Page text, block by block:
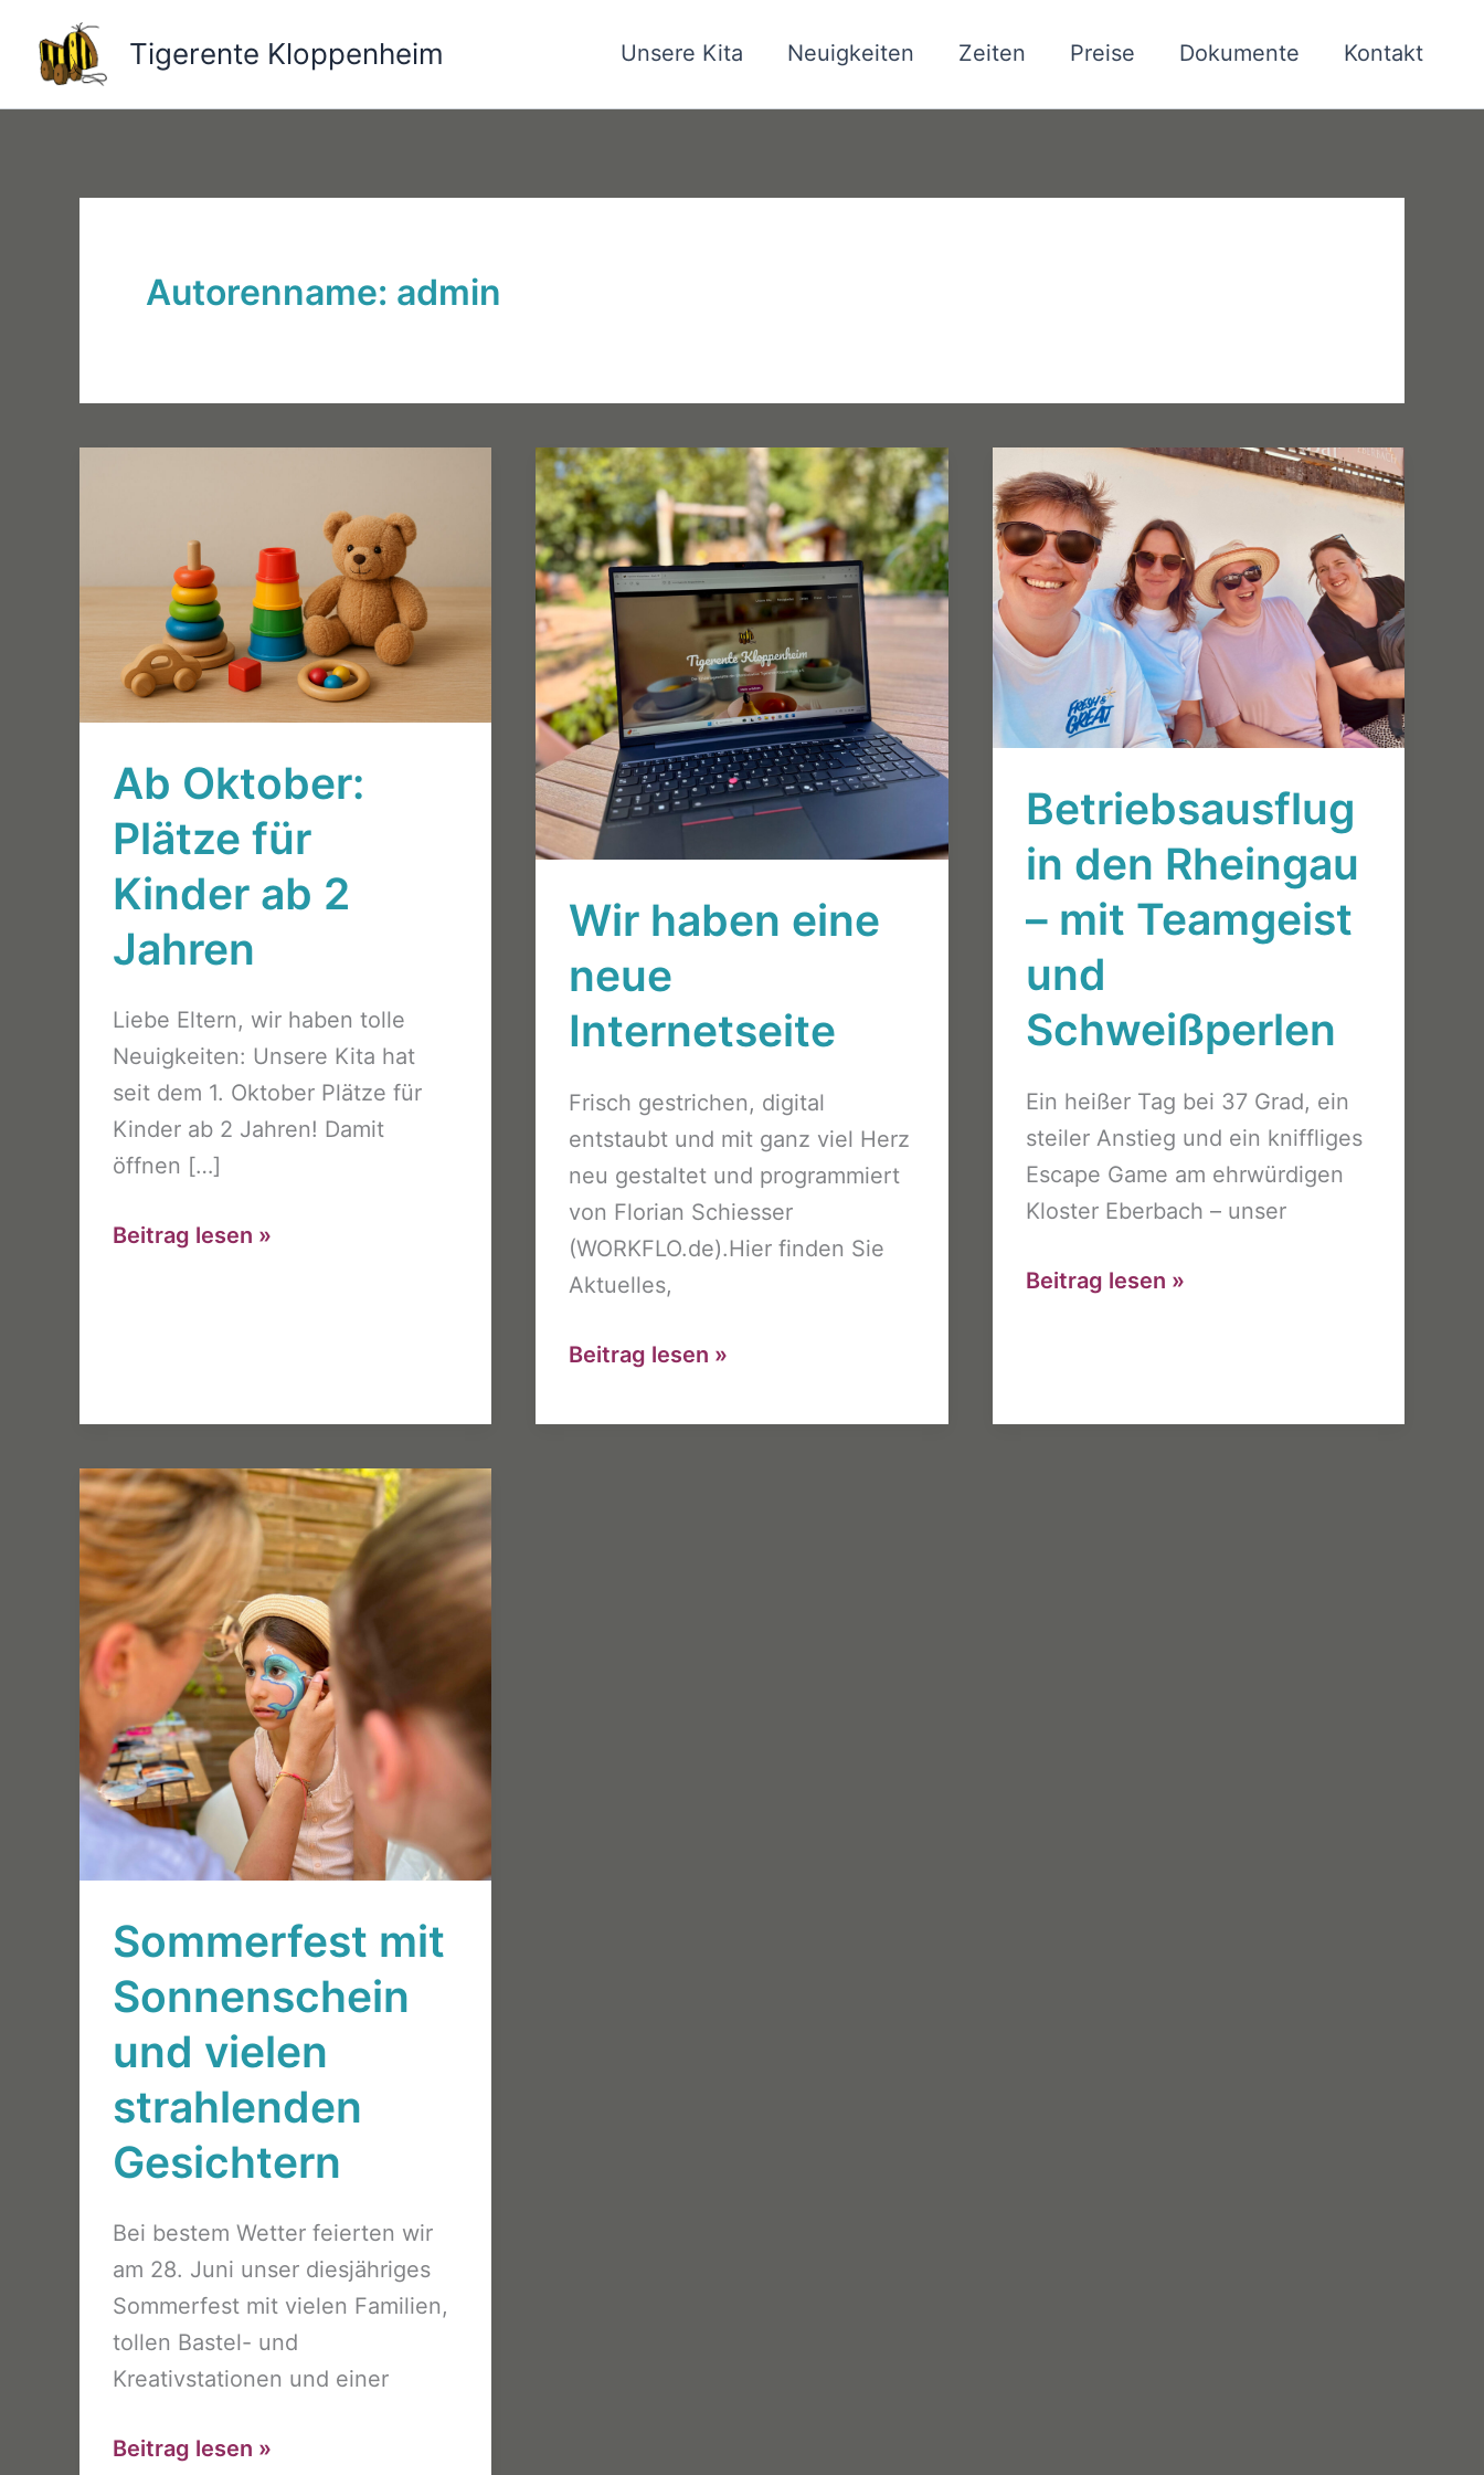
Inhalt
springen
Tigerente Kloppenheim Unsere Kita Neuigkeiten Zeiten Preise Dokumente Kontakt
Autorenname: admin
Ab Oktober:
Plätze für
Kinder ab 2
Jahren
Liebe Eltern, wir haben tolle
Neuigkeiten: Unsere Kita hat
seit dem 1. Oktober Plätze für
Kinder ab 2 Jahren! Damit
öffnen […]
Ab
Jahren
Beitrag lesen »
Wir haben eine
neue
Internetseite
Frisch gestrichen, digital
entstaubt und mit ganz viel Herz
neu gestaltet und programmiert
von Florian Schiesser
(WORKFLO.de).Hier finden Sie
Aktuelles,
Wir
eine
Beitrag lesen »
Betriebsausflug
in den Rheingau
– mit Teamgeist
und
Schweißperlen
Ein heißer Tag bei 37 Grad, ein
steiler Anstieg und ein kniffliges
Escape Game am ehrwürdigen
Kloster Eberbach – unser
Betriebsausflug
–
Beitrag lesen »
Sommerfest mit
Sonnenschein
und vielen
strahlenden
Gesichtern
Bei bestem Wetter feierten wir
am 28. Juni unser diesjähriges
Sommerfest mit vielen Familien,
tollen Bastel- und
Kreativstationen und einer
Sommerfest
Beitrag lesen »